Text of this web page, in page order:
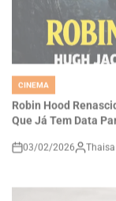
IN
Que Já Tem Data
on
03/02/2026